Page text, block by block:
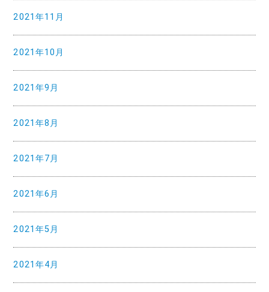
2021年11月
2021年10月
2021年9月
2021年8月
2021年7月
2021年6月
2021年5月
2021年4月